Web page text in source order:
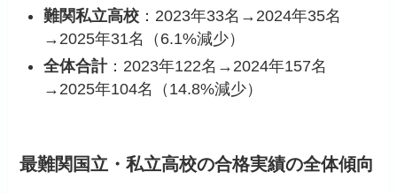
難関私立高校 ：2023年33名→2024年35名
→2025年31名（6.1%減少）
全体合計：2023年122名→2024年157名
→2025年104名（14.8%減少）
最難関国立・私立高校の合格実績の全体傾向